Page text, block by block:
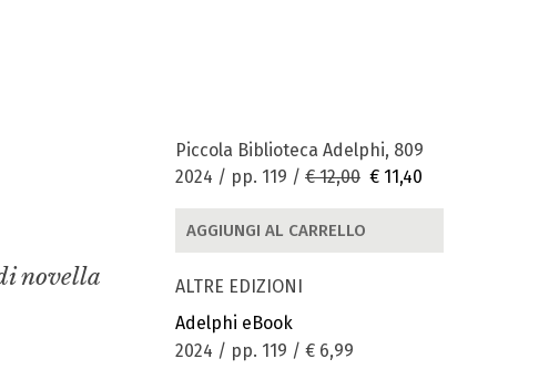
novella
Piccola Biblioteca Adelphi, 809
2024 / pp. 119 / € 12,00 € 11,40
AGGIUNGI AL CARRELLO
ALTRE EDIZIONI
Adelphi eBook
2024 / pp. 119 / € 6,99